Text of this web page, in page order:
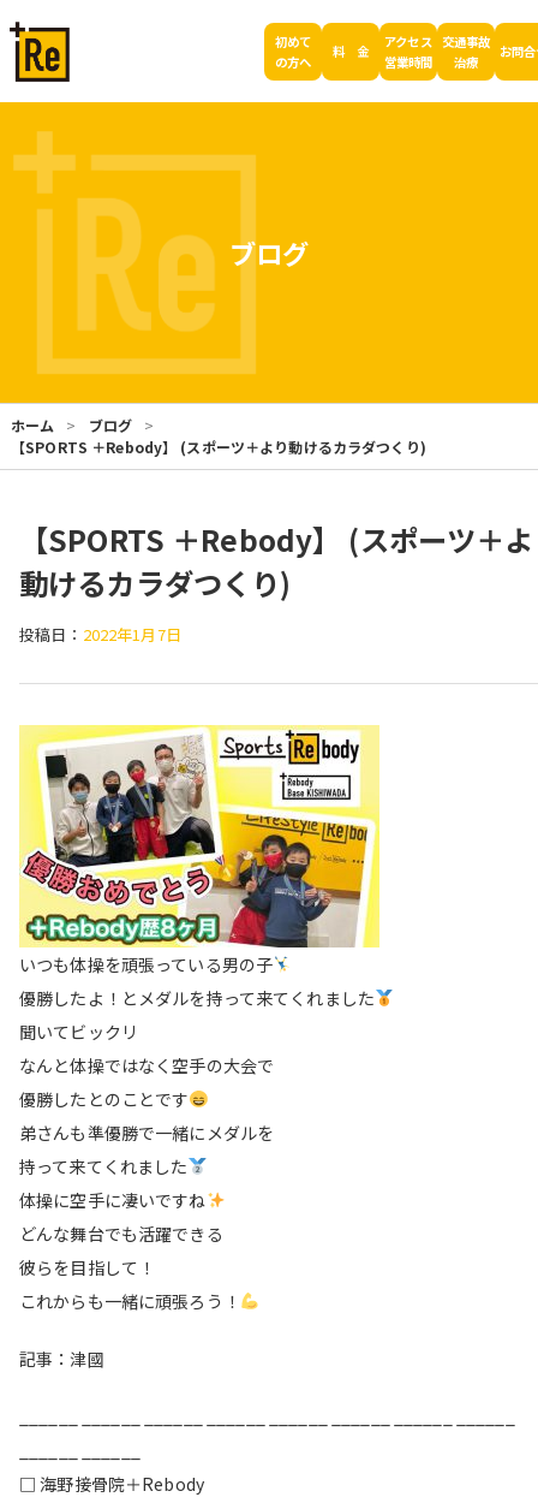
初めて
の方へ
料 金
アクセス
営業時間
交通事故
治療
お問
ブログ
ホーム
ブログ
【SPORTS ＋Rebody】 (スポーツ＋より動けるカラダつくり)
【SPORTS ＋Rebody】 (スポーツ＋
動けるカラダつくり)
投稿日： 2022年1月7日
いつも体操を頑張っている男の子
優勝したよ！とメダルを持って来てくれました
聞いてビックリ
なんと体操ではなく空手の大会で
優勝したとのことです
弟さんも準優勝で一緒にメダルを
持って来てくれました
体操に空手に凄いですね
どんな舞台でも活躍できる
彼らを目指して！
これからも一緒に頑張ろう！
記事：津國
□ 海野接骨院＋Rebody